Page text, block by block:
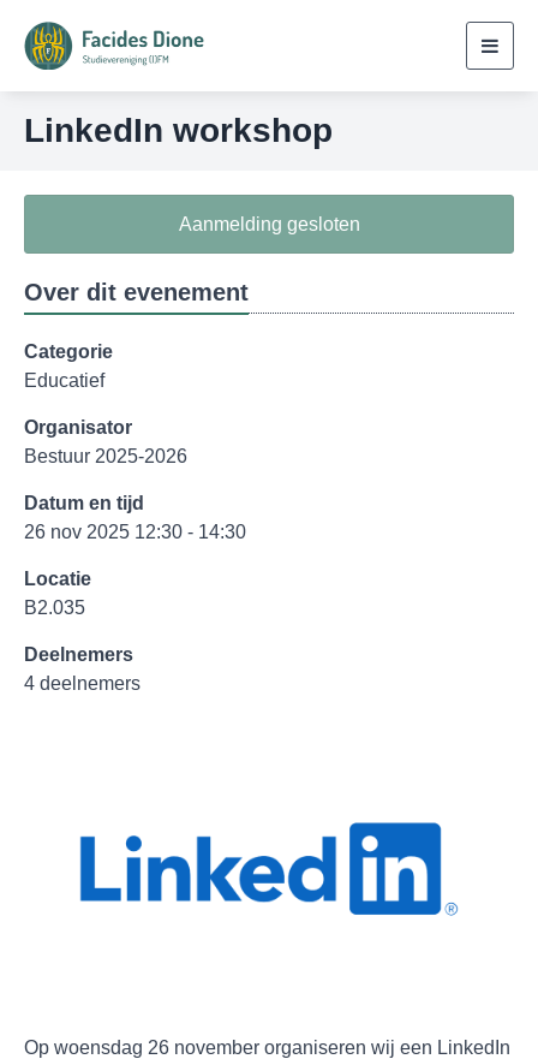
LinkedIn workshop
Aanmelding gesloten
Over dit evenement
Categorie
Educatief
Organisator
Bestuur 2025-2026
Datum en tijd
26 nov 2025 12:30 - 14:30
Locatie
B2.035
Deelnemers
4 deelnemers
Op woensdag 26 november organiseren wij een LinkedIn